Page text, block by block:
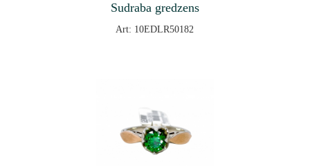
Sudraba gredzens
Art: 10EDLR50182